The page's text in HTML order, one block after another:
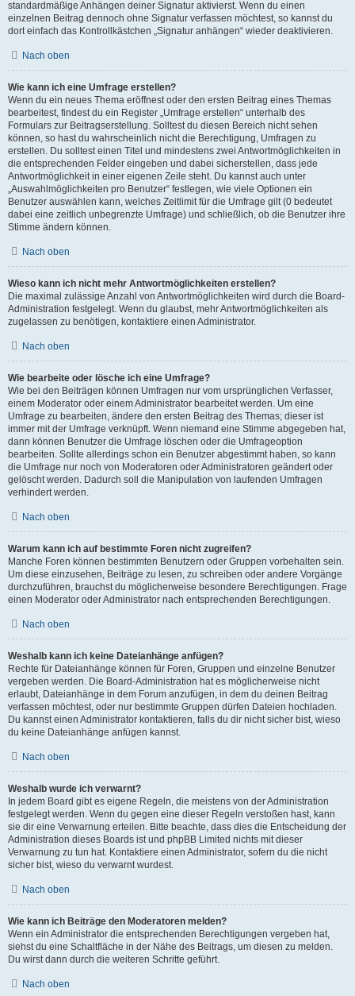
standardmäßige Anhängen deiner Signatur aktivierst. Wenn du einen
einzelnen Beitrag dennoch ohne Signatur verfassen möchtest, so kannst du
dort einfach das Kontrollkästchen „Signatur anhängen“ wieder deaktivieren.
Nach oben
Wie kann ich eine Umfrage erstellen?
Wenn du ein neues Thema eröffnest oder den ersten Beitrag eines Themas
bearbeitest, findest du ein Register „Umfrage erstellen“ unterhalb des
Formulars zur Beitragserstellung. Solltest du diesen Bereich nicht sehen
können, so hast du wahrscheinlich nicht die Berechtigung, Umfragen zu
erstellen. Du solltest einen Titel und mindestens zwei Antwortmöglichkeiten in
die entsprechenden Felder eingeben und dabei sicherstellen, dass jede
Antwortmöglichkeit in einer eigenen Zeile steht. Du kannst auch unter
„Auswahlmöglichkeiten pro Benutzer“ festlegen, wie viele Optionen ein
Benutzer auswählen kann, welches Zeitlimit für die Umfrage gilt (0 bedeutet
dabei eine zeitlich unbegrenzte Umfrage) und schließlich, ob die Benutzer ihre
Stimme ändern können.
Nach oben
Wieso kann ich nicht mehr Antwortmöglichkeiten erstellen?
Die maximal zulässige Anzahl von Antwortmöglichkeiten wird durch die Board-
Administration festgelegt. Wenn du glaubst, mehr Antwortmöglichkeiten als
zugelassen zu benötigen, kontaktiere einen Administrator.
Nach oben
Wie bearbeite oder lösche ich eine Umfrage?
Wie bei den Beiträgen können Umfragen nur vom ursprünglichen Verfasser,
einem Moderator oder einem Administrator bearbeitet werden. Um eine
Umfrage zu bearbeiten, ändere den ersten Beitrag des Themas; dieser ist
immer mit der Umfrage verknüpft. Wenn niemand eine Stimme abgegeben hat,
dann können Benutzer die Umfrage löschen oder die Umfrageoption
bearbeiten. Sollte allerdings schon ein Benutzer abgestimmt haben, so kann
die Umfrage nur noch von Moderatoren oder Administratoren geändert oder
gelöscht werden. Dadurch soll die Manipulation von laufenden Umfragen
verhindert werden.
Nach oben
Warum kann ich auf bestimmte Foren nicht zugreifen?
Manche Foren können bestimmten Benutzern oder Gruppen vorbehalten sein.
Um diese einzusehen, Beiträge zu lesen, zu schreiben oder andere Vorgänge
durchzuführen, brauchst du möglicherweise besondere Berechtigungen. Frage
einen Moderator oder Administrator nach entsprechenden Berechtigungen.
Nach oben
Weshalb kann ich keine Dateianhänge anfügen?
Rechte für Dateianhänge können für Foren, Gruppen und einzelne Benutzer
vergeben werden. Die Board-Administration hat es möglicherweise nicht
erlaubt, Dateianhänge in dem Forum anzufügen, in dem du deinen Beitrag
verfassen möchtest, oder nur bestimmte Gruppen dürfen Dateien hochladen.
Du kannst einen Administrator kontaktieren, falls du dir nicht sicher bist, wieso
du keine Dateianhänge anfügen kannst.
Nach oben
Weshalb wurde ich verwarnt?
In jedem Board gibt es eigene Regeln, die meistens von der Administration
festgelegt werden. Wenn du gegen eine dieser Regeln verstoßen hast, kann
sie dir eine Verwarnung erteilen. Bitte beachte, dass dies die Entscheidung der
Administration dieses Boards ist und phpBB Limited nichts mit dieser
Verwarnung zu tun hat. Kontaktiere einen Administrator, sofern du die nicht
sicher bist, wieso du verwarnt wurdest.
Nach oben
Wie kann ich Beiträge den Moderatoren melden?
Wenn ein Administrator die entsprechenden Berechtigungen vergeben hat,
siehst du eine Schaltfläche in der Nähe des Beitrags, um diesen zu melden.
Du wirst dann durch die weiteren Schritte geführt.
Nach oben